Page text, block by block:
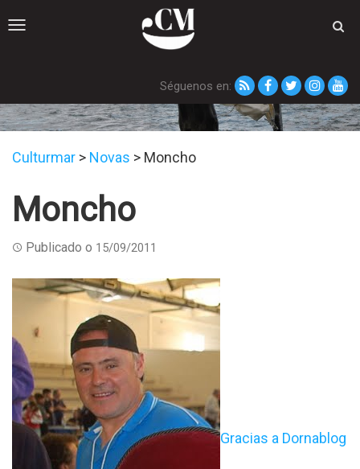
Toggle
Séguenos en:
Novas
Culturmar > Novas > Moncho
Moncho
Publicado o 15/09/2011
Gracias a Dornablog